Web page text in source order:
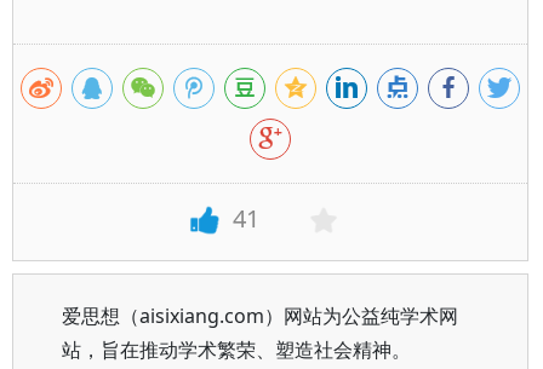
41
爱思想（aisixiang.com）网站为公益纯学术网
站，旨在推动学术繁荣、塑造社会精神。